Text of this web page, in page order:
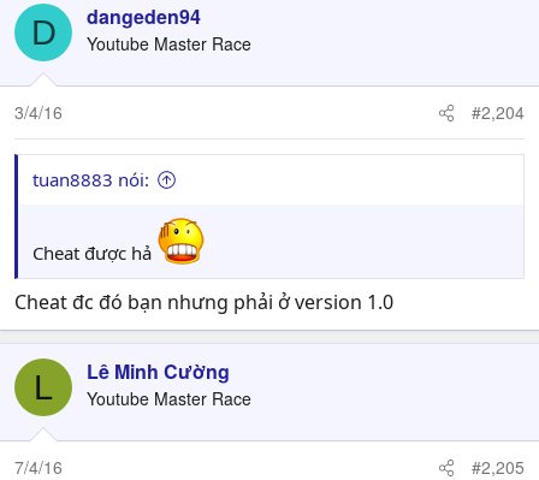
c
i
o
n
:
D dangeden94
Youtube Master Race
3/4/16 #2,204
tuan8883 nói:
Cheat được hả
Cheat đc đó bạn nhưng phải ở version 1.0
L Lê Minh Cường
Youtube Master Race
7/4/16 #2,205